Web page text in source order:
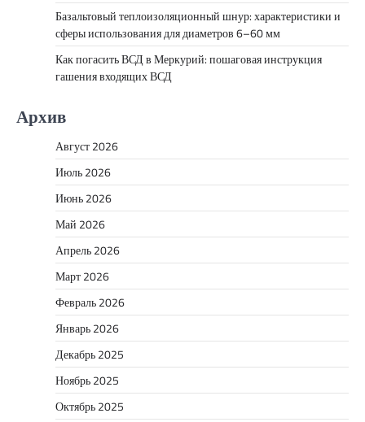
Базальтовый теплоизоляционный шнур: характеристики и
сферы использования для диаметров 6–60 мм
Как погасить ВСД в Меркурий: пошаговая инструкция
гашения входящих ВСД
Архив
Август 2026
Июль 2026
Июнь 2026
Май 2026
Апрель 2026
Март 2026
Февраль 2026
Январь 2026
Декабрь 2025
Ноябрь 2025
Октябрь 2025